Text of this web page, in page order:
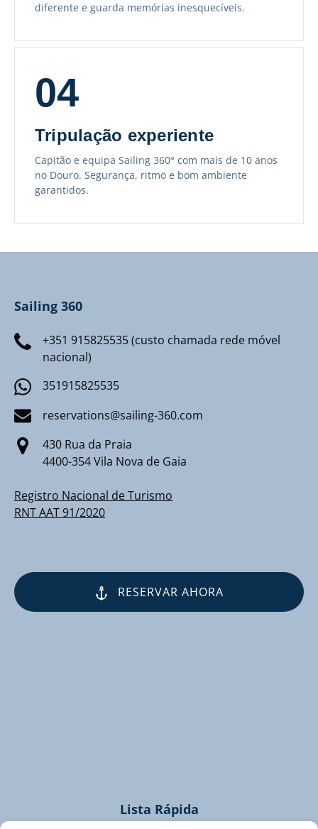
diferente e guarda memórias inesquecíveis.
04
Tripulação experiente
Capitão e equipa Sailing 360° com mais de 10 anos
no Douro. Segurança, ritmo e bom ambiente
garantidos.
Sailing 360
+351 915825535 (custo chamada rede móvel
nacional)
351915825535
reservations@sailing-360.com
430 Rua da Praia
4400-354 Vila Nova de Gaia
Registro Nacional de Turismo
RNT AAT 91/2020
RESERVAR AHORA
Lista Rápida